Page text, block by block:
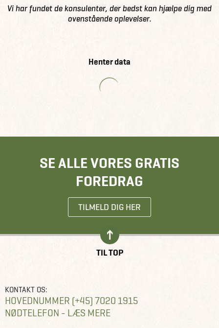
Vi har fundet de konsulenter, der bedst kan hjælpe dig med
ovenstående oplevelser.
Henter data
SE ALLE VORES GRATIS
FOREDRAG
TILMELD DIG HER
TIL TOP
KONTAKT OS:
HOVEDNUMMER (+45) 7020 1915
NØDTELEFON - LÆS MERE